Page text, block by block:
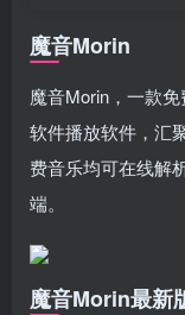
魔音Morin
魔音Morin，一款
软件播放软件，汇
费音乐均可在线解
端。
魔音Morin最新